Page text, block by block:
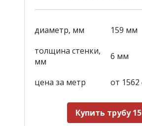
диаметр, мм
159 мм
толщина стенки,
мм
6 мм
цена за метр от 1562
Купить трубу